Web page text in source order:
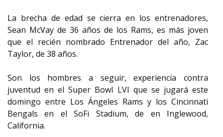
La brecha de edad se cierra en los entrenadores,
Sean McVay de 36 años de los Rams, es más joven
que el recién nombrado Entrenador del año, Zac
Taylor, de 38 años.
Son los hombres a seguir, experiencia contra
juventud en el Super Bowl LVI que se jugará este
domingo entre Los Ángeles Rams y los Cincinnati
Bengals en el SoFi Stadium, de en Inglewood,
California.